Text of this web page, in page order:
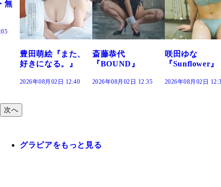
絵『また、
なる。』
08月02日 12:40
斎藤恭代
『BOUND』
2026年08月02日 12:35
『Sunflower』
2026年08月02日 12:30
だま
2026年
次へ
グラビアをもっと見る